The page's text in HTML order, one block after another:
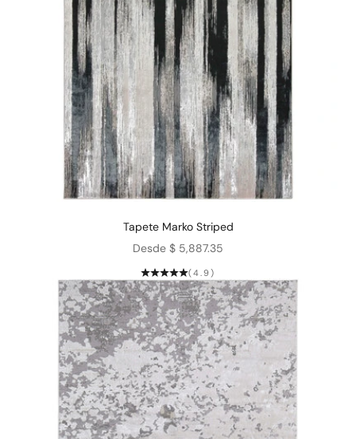
Tapete Marko Striped
Precio de oferta
Desde $ 5,887.35
(4.9)